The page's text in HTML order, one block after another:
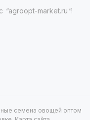
"agroopt-market.ru "!
семена овощей оптом